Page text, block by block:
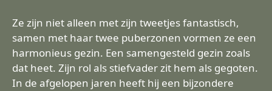
Ze zijn niet alleen met zijn tweetjes fantastisch,
samen met haar twee puberzonen vormen ze een
harmonieus gezin. Een samengesteld gezin zoals
dat heet. Zijn rol als stiefvader zit hem als gegoten.
In de afgelopen jaren heeft hij een bijzondere